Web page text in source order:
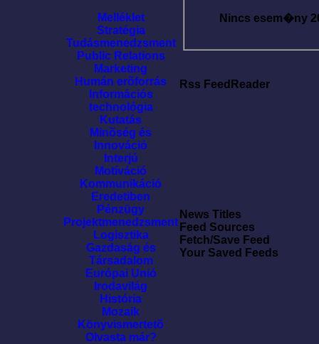
Melléklet
Stratégia
Tudásmenedzsment
Public Relations
Marketing
Humán erõforrás
Információs
technológia
Kutatás
Minõség és
Innováció
Interjú
Motíváció
Kommunikáció
Eredetiben
Pénzügy
Projektmenedzsment
Logisztika
Gazdaság és
Társadalom
Európai Unió
Irodavilág
História
Mozaik
Könyvismertetõ
Olvasta már?
Nincs esem�ny
Rss FeedReader
News Titles
Feed Sources
Fetch/Save Feed
Your Saved Feeds